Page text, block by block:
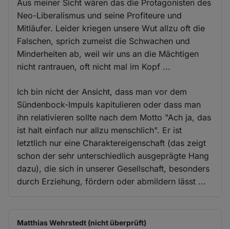
Aus meiner Sicht wären das die Protagonisten des
Neo-Liberalismus und seine Profiteure und
Mitläufer. Leider kriegen unsere Wut allzu oft die
Falschen, sprich zumeist die Schwachen und
Minderheiten ab, weil wir uns an die Mächtigen
nicht rantrauen, oft nicht mal im Kopf ...
Ich bin nicht der Ansicht, dass man vor dem
Sündenbock-Impuls kapitulieren oder dass man
ihn relativieren sollte nach dem Motto "Ach ja, das
ist halt einfach nur allzu menschlich". Er ist
letztlich nur eine Charaktereigenschaft (das zeigt
schon der sehr unterschiedlich ausgeprägte Hang
dazu), die sich in unserer Gesellschaft, besonders
durch Erziehung, fördern oder abmildern lässt ...
Matthias Wehrstedt (nicht überprüft)